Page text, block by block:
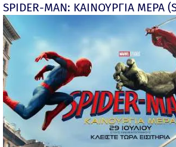
SPIDER-MAN: ΚΑΙΝΟΥΡΓΙΑ ΜΕΡΑ